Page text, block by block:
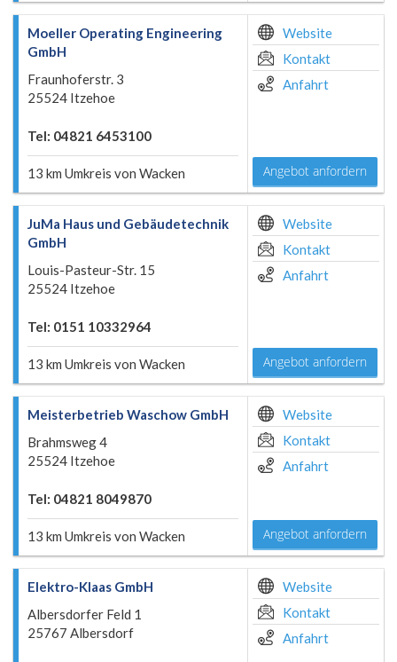
Moeller Operating Engineering
GmbH
Fraunhoferstr. 3
25524 Itzehoe
Tel: 04821 6453100
13 km Umkreis von Wacken
Website
Kontakt
Anfahrt
Angebot anfordern
JuMa Haus und Gebäudetechnik
GmbH
Louis-Pasteur-Str. 15
25524 Itzehoe
Tel: 0151 10332964
13 km Umkreis von Wacken
Website
Kontakt
Anfahrt
Angebot anfordern
Meisterbetrieb Waschow GmbH
Brahmsweg 4
25524 Itzehoe
Tel: 04821 8049870
13 km Umkreis von Wacken
Website
Kontakt
Anfahrt
Angebot anfordern
Elektro-Klaas GmbH
Albersdorfer Feld 1
25767 Albersdorf
Website
Kontakt
Anfahrt